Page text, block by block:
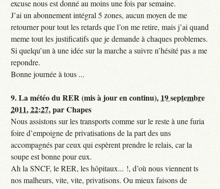
excuse nous est donné au moins une fois par semaine.
J’ai un abonnement intégral 5 zones, aucun moyen de me
retourner pour tout les retards que l’on me retire, mais j’ai quand
meme tout les justificatifs que je demande à chaques problemes.
Si quelqu’un à une idée sur la marche a suivre n’hésité pas a me
repondre.
Bonne journée à tous ...
9.La météo du RER (mis à jour en continu), 19 septembre
2011, 22:27,parChapes
Nous assistons sur les transports comme sur le reste à une furia
foire d’empoigne de privatisations de la part des uns
accompagnés par ceux qui espèrent prendre le relais, car la
soupe est bonne pour eux.
Ah la SNCF, le RER, les hôpitaux... !, d’où nous viennent ts
nos malheurs, vite, vite, privatisons. Ou mieux faisons de